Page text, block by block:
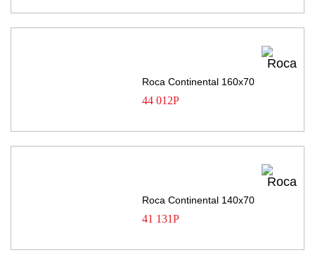
Roca Continental 160х70
44 012Р
Roca Continental 140х70
41 131Р